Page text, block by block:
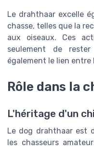
Le drahthaar excelle
chasse, telles que la
aux oiseaux. Ces
seulement de
également le lien
Rôle dans la
L'héritage d'un
Le dog drahthaar est
les chasseurs